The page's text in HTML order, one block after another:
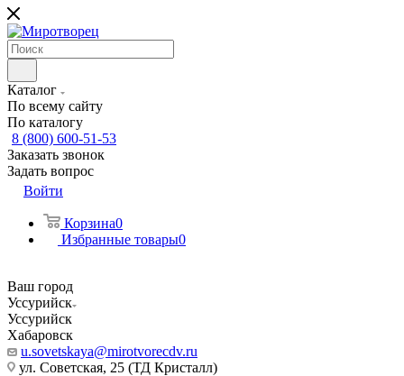
Каталог
По всему сайту
По каталогу
8 (800) 600-51-53
Заказать звонок
Задать вопрос
Войти
Корзина0
Избранные товары0
Ваш город
Уссурийск
Уссурийск
Хабаровск
u.sovetskaya@mirotvorecdv.ru
ул. Советская, 25 (ТД Кристалл)